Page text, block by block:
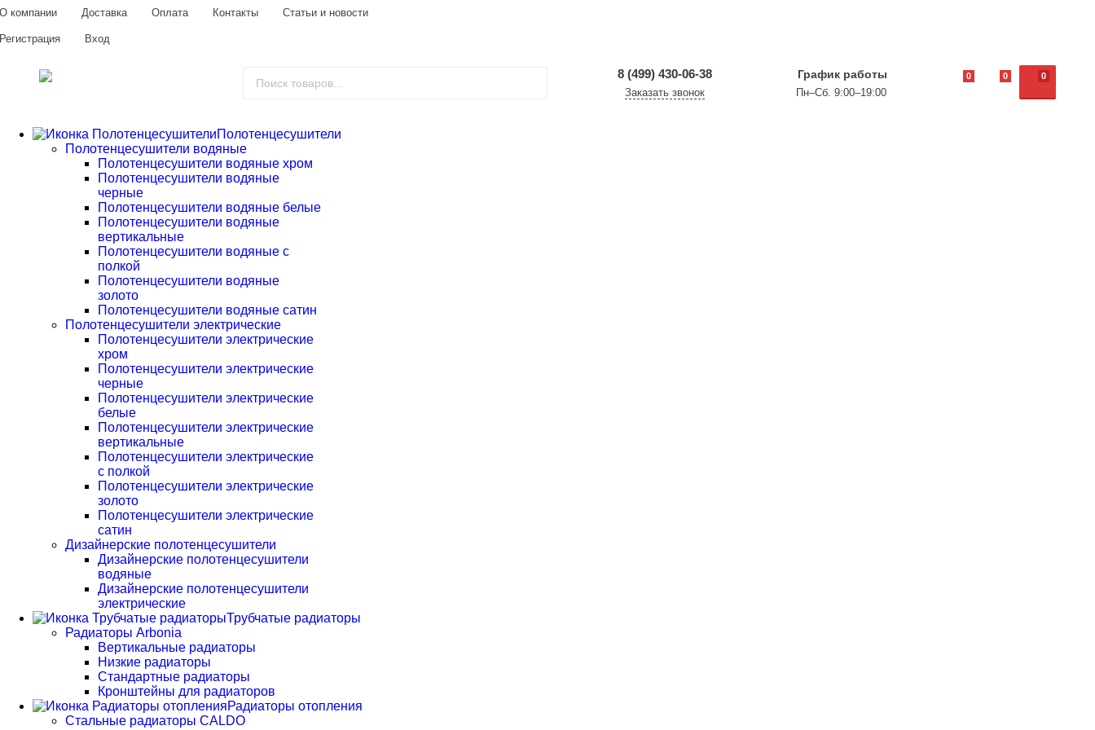
О компании Доставка Оплата Контакты Статьи и новости
Регистрация Вход
8 (499) 430-06-38
Заказать звонок
График работы
Пн–Сб. 9:00–19:00
0
0 0
Полотенцесушители
Полотенцесушители водяные
Полотенцесушители водяные хром
Полотенцесушители водяные
черные
Полотенцесушители водяные белые
Полотенцесушители водяные
вертикальные
Полотенцесушители водяные с
полкой
Полотенцесушители водяные
золото
Полотенцесушители водяные сатин
Полотенцесушители электрические
Полотенцесушители электрические
хром
Полотенцесушители электрические
черные
Полотенцесушители электрические
белые
Полотенцесушители электрические
вертикальные
Полотенцесушители электрические
с полкой
Полотенцесушители электрические
золото
Полотенцесушители электрические
сатин
Дизайнерские полотенцесушители
Дизайнерские полотенцесушители
водяные
Дизайнерские полотенцесушители
электрические
Трубчатые радиаторы
Радиаторы Arbonia
Вертикальные радиаторы
Низкие радиаторы
Стандартные радиаторы
Кронштейны для радиаторов
Радиаторы отопления
Стальные радиаторы CALDO